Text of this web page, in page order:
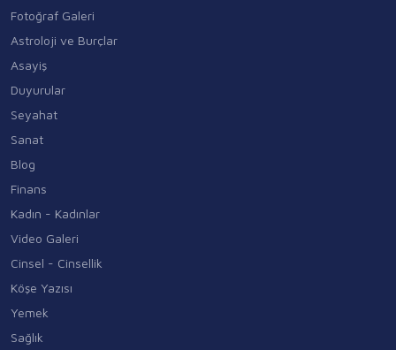
Fotoğraf Galeri
Astroloji ve Burçlar
Asayiş
Duyurular
Seyahat
Sanat
Blog
Finans
Kadın - Kadınlar
Video Galeri
Cinsel - Cinsellik
Köşe Yazısı
Yemek
Sağlık